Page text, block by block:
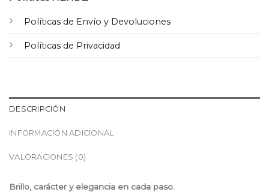
Políticas de Envío y Devoluciones
Políticas de Privacidad
DESCRIPCIÓN
INFORMACIÓN ADICIONAL
VALORACIONES (0)
Brillo, carácter y elegancia en cada paso.